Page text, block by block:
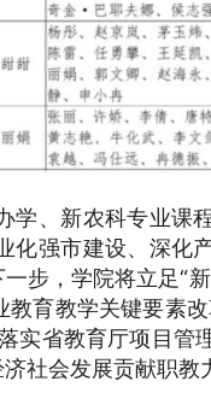
学、新农科专业课
化强市建设、深化
步，学院将立足“
育教学关键要素
实省教育厅项目管
社会发展贡献职教